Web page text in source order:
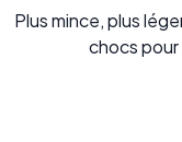
Plus mince, plus
chocs